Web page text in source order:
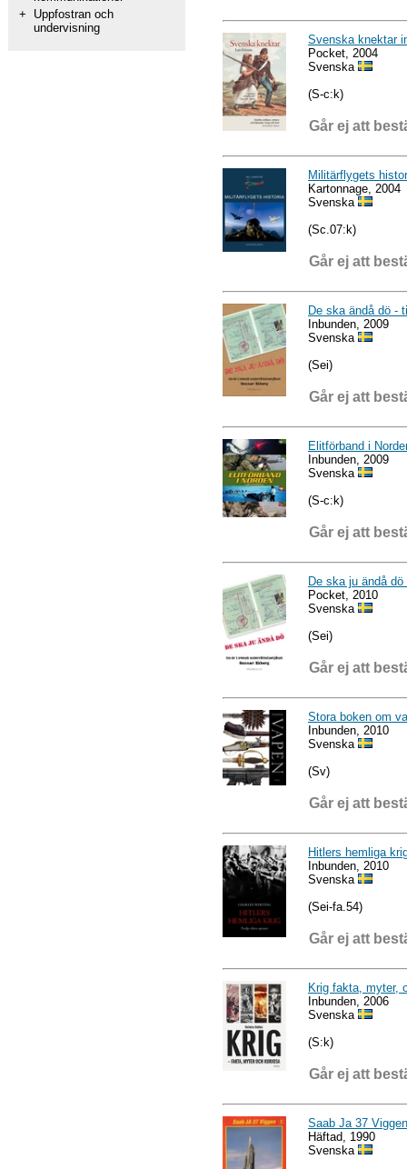
+
Uppfostran och
undervisning
Svenska knektar
Pocket, 2004
Svenska
(S-c:k)
Går ej att
Militärflygets
Kartonnage, 2004
Svenska
(Sc.07:k)
Går ej att
De ska ändå dö -
Inbunden, 2009
Svenska
(Sei)
Går ej att
Elitförband i
Inbunden, 2009
Svenska
(S-c:k)
Går ej att
De ska ju ändå
Pocket, 2010
Svenska
(Sei)
Går ej att
Stora boken om
Inbunden, 2010
Svenska
(Sv)
Går ej att
Hitlers hemliga
Inbunden, 2010
Svenska
(Sei-fa.54)
Går ej att
Krig fakta, myter,
Inbunden, 2006
Svenska
(S:k)
Går ej att
Saab Ja 37 Viggen
Häftad, 1990
Svenska